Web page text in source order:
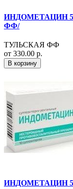
ИНДОМЕТАЦИН
ФФ/
ТУЛЬСКАЯ ФФ
от 330.00 р.
В корзину
ИНДОМЕТАЦИН